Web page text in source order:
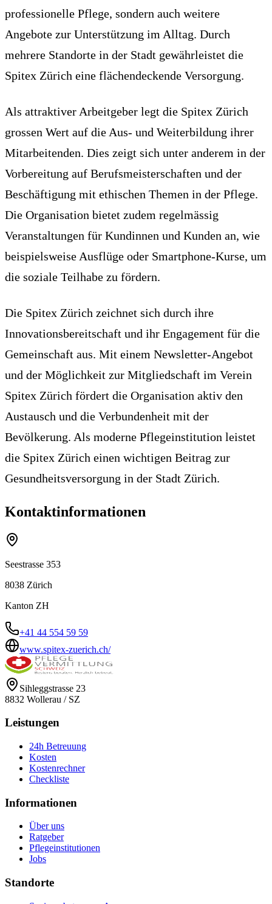
professionelle Pflege, sondern auch weitere
Angebote zur Unterstützung im Alltag. Durch
mehrere Standorte in der Stadt gewährleistet die
Spitex Zürich eine flächendeckende Versorgung.
Als attraktiver Arbeitgeber legt die Spitex Zürich
grossen Wert auf die Aus- und Weiterbildung ihrer
Mitarbeitenden. Dies zeigt sich unter anderem in der
Vorbereitung auf Berufsmeisterschaften und der
Beschäftigung mit ethischen Themen in der Pflege.
Die Organisation bietet zudem regelmässig
Veranstaltungen für Kundinnen und Kunden an, wie
beispielsweise Ausflüge oder Smartphone-Kurse, um
die soziale Teilhabe zu fördern.
Die Spitex Zürich zeichnet sich durch ihre
Innovationsbereitschaft und ihr Engagement für die
Gemeinschaft aus. Mit einem Newsletter-Angebot
und der Möglichkeit zur Mitgliedschaft im Verein
Spitex Zürich fördert die Organisation aktiv den
Austausch und die Verbundenheit mit der
Bevölkerung. Als moderne Pflegeinstitution leistet
die Spitex Zürich einen wichtigen Beitrag zur
Gesundheitsversorgung in der Stadt Zürich.
Kontaktinformationen
Seestrasse 353
8038 Zürich
Kanton ZH
+41 44 554 59 59
www.spitex-zuerich.ch/
Sihleggstrasse 23
8832 Wollerau / SZ
Leistungen
24h Betreuung
Kosten
Kostenrechner
Checkliste
Informationen
Über uns
Ratgeber
Pflegeinstitutionen
Jobs
Standorte